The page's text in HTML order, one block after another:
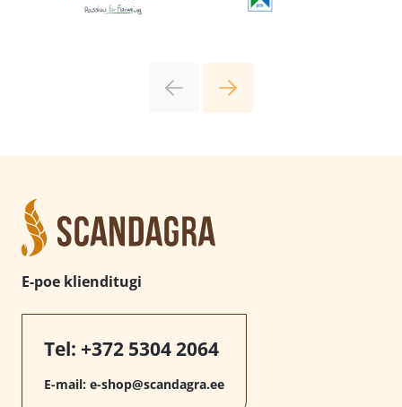
E-poe klienditugi
Tel: +372 5304 2064
E-mail: e-shop@scandagra.ee